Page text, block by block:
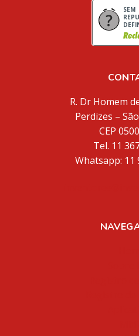
SEM
R. Dr Homem
Perdizes –
CEP
Tel. 11
Whatsapp: 11